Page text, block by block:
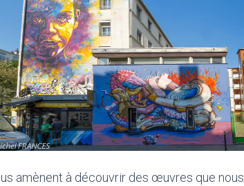
amènent à découvrir des œuvres que nous